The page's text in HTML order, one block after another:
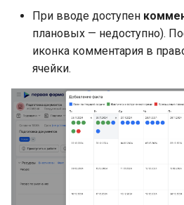
При вводе доступен
плановых — недоступно).
иконка комментария в
ячейки.